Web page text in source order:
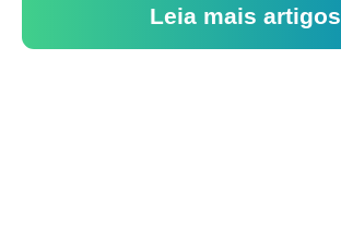
Leia mais artigos